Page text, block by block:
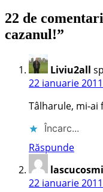
articole
22 de
cazanul!”
Liviu2all
22 ianuarie
Tâlharule, mi-ai
Încarc...
Răspunde
22 ianuarie